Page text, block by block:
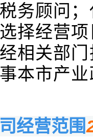
务顾问
择经营
相关部
本市产
经营范围